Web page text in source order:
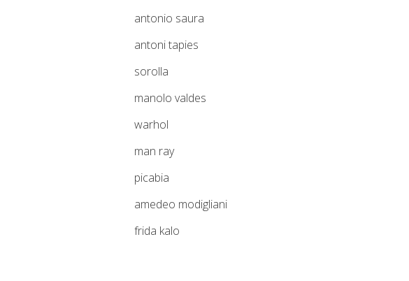
antonio saura
antoni tapies
sorolla
manolo valdes
warhol
man ray
picabia
amedeo modigliani
frida kalo